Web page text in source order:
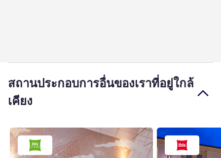
สถานประกอบการอื่นของเราที่อยู่ใกล้
เคียง